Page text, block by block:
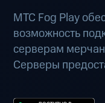
МТС Fog Play
возможность
серверам
Серверы